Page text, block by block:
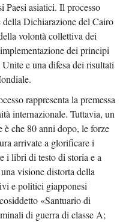
Paesi asiatici. Il processo
Dichiarazione del Cairo
volontà collettiva dei
dei principi
e una difesa dei risultati
rappresenta la premessa
internazionale. Tuttavia, un
è che 80 anni dopo, le forze
arrivate a glorificare i
i libri di testo di storia e a
visione distorta della
e politici giapponesi
«Santuario di
di guerra di classe A;